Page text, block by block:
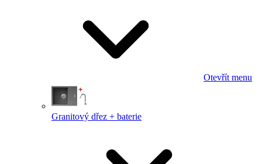
Otevřít menu
Granitový dřez + baterie